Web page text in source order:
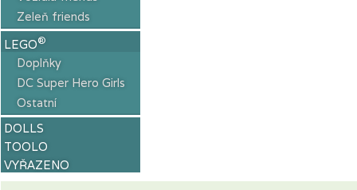
Zeleň friends
LEGO®
Doplňky
DC Super Hero Girls
Ostatní
DOLLS
TOOLO
VYŘAZENO